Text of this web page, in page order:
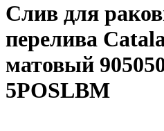
Слив для
перелива
матовый
5POSLBM